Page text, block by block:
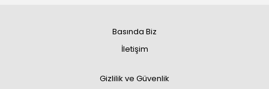
Basında Biz
İletişim
Gizlilik ve Güvenlik